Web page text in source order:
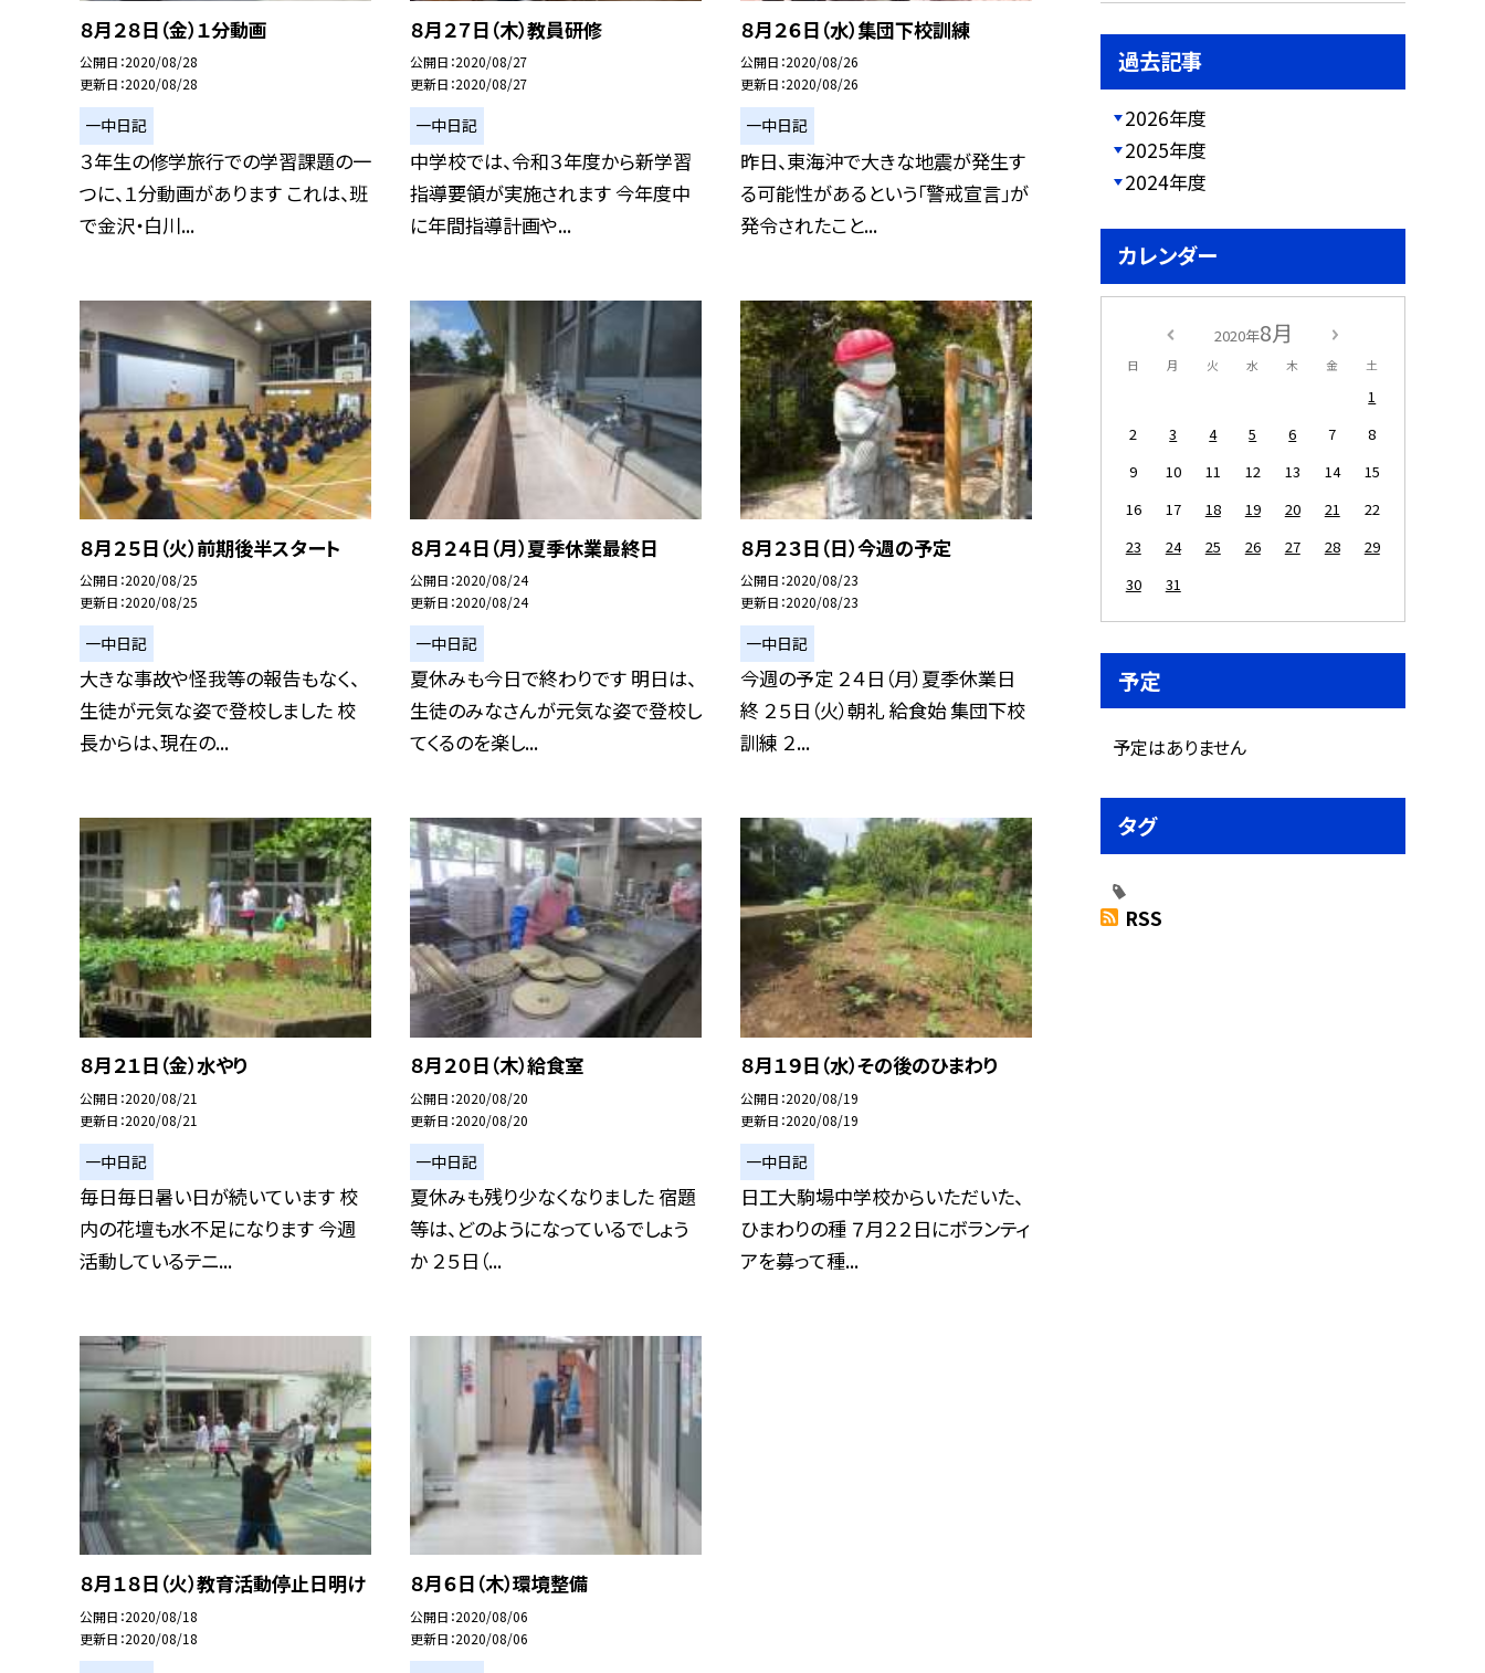
８月２８日（金）１分動画
公開日 2020/08/28
更新日 2020/08/28
一中日記
３年生の修学旅行での学習課題の一
つに、１分動画があります これは、班
で金沢・白川...
８月２７日（木）教員研修
公開日 2020/08/27
更新日 2020/08/27
一中日記
中学校では、令和３年度から新学習
指導要領が実施されます 今年度中
に年間指導計画や...
８月２６日（水）集団下校訓練
公開日 2020/08/26
更新日 2020/08/26
一中日記
昨日、東海沖で大きな地震が発生す
る可能性があるという「警戒宣言」が
発令されたこと...
８月２５日（火）前期後半スタート
公開日 2020/08/25
更新日 2020/08/25
一中日記
大きな事故や怪我等の報告もなく、
生徒が元気な姿で登校しました 校
長からは、現在の...
８月２４日（月）夏季休業最終日
公開日 2020/08/24
更新日 2020/08/24
一中日記
夏休みも今日で終わりです 明日は、
生徒のみなさんが元気な姿で登校し
てくるのを楽し...
８月２３日（日）今週の予定
公開日 2020/08/23
更新日 2020/08/23
一中日記
今週の予定 ２４日（月）夏季休業日
終 ２５日（火）朝礼 給食始 集団下校
訓練 ２...
８月２１日（金）水やり
公開日 2020/08/21
更新日 2020/08/21
一中日記
毎日毎日暑い日が続いています 校
内の花壇も水不足になります 今週
活動しているテニ...
８月２０日（木）給食室
公開日 2020/08/20
更新日 2020/08/20
一中日記
夏休みも残り少なくなりました 宿題
等は、どのようになっているでしょう
か ２５日（...
８月１９日（水）その後のひまわり
公開日 2020/08/19
更新日 2020/08/19
一中日記
日工大駒場中学校からいただいた、
ひまわりの種 ７月２２日にボランティ
アを募って種...
８月１８日（火）教育活動停止日明け
公開日 2020/08/18
更新日 2020/08/18
８月６日（木）環境整備
公開日 2020/08/06
更新日 2020/08/06
過去記事
2026年度
2025年度
2024年度
カレンダー
2020年8月
日 月 火 水 木 金 土
1
2
3 4 5 6 7
8
9
10 11 12 13 14
15
16
17 18 19 20 21
22
23
24 25 26 27 28
29
30
31
予定
予定はありません
タグ
RSS